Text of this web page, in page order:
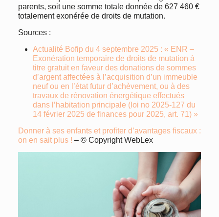
parents, soit une somme totale donnée de 627 460 €
totalement exonérée de droits de mutation.
Sources :
Actualité Bofip du 4 septembre 2025 : « ENR –
Exonération temporaire de droits de mutation à
titre gratuit en faveur des donations de sommes
d’argent affectées à l’acquisition d’un immeuble
neuf ou en l’état futur d’achèvement, ou à des
travaux de rénovation énergétique effectués
dans l’habitation principale (loi no 2025-127 du
14 février 2025 de finances pour 2025, art. 71) »
Donner à ses enfants et profiter d’avantages fiscaux :
on en sait plus ! – © Copyright WebLex